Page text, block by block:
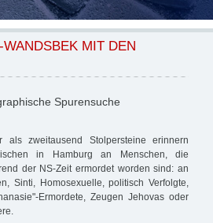
MIT DEN
Spurensuche
als zweitausend Stolpersteine erinnern
in Hamburg an Menschen, die
der NS-Zeit ermordet worden sind: an
Sinti, Homosexuelle, politisch Verfolgte,
Ermordete, Zeugen Jehovas oder